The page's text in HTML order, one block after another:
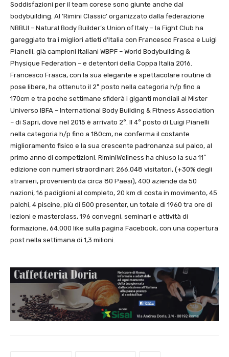
Soddisfazioni per il team corese sono giunte anche dal
bodybuilding. Al ’Rimini Classic’ organizzato dalla federazione
NBBUI – Natural Body Builder’s Union of Italy – la Fight Club ha
gareggiato tra i migliori atleti d’Italia con Francesco Frasca e Luigi
Pianelli, già campioni italiani WBPF – World Bodybuilding &
Physique Federation – e detentori della Coppa Italia 2016.
Francesco Frasca, con la sua elegante e spettacolare routine di
pose libere, ha ottenuto il 2° posto nella categoria h/p fino a
170cm e tra poche settimane sfiderà i giganti mondiali al Mister
Universo IBFA – International Body Building & Fitness Association
– di Sapri, dove nel 2015 è arrivato 2°. Il 4° posto di Luigi Pianelli
nella categoria h/p fino a 180cm, ne conferma il costante
miglioramento fisico e la sua crescente padronanza sul palco, al
primo anno di competizioni. RiminiWellness ha chiuso la sua 11^
edizione con numeri straordinari: 266.048 visitatori, (+30% degli
stranieri, provenienti da circa 80 Paesi), 400 aziende da 50
nazioni, 16 padiglioni al completo, 20 km di costa in movimento, 45
palchi, 4 piscine, più di 500 presenter, un totale di 1960 tra ore di
lezioni e masterclass, 196 convegni, seminari e attività di
formazione, 64.000 like sulla pagina Facebook, con una copertura
post nella settimana di 1,3 milioni.